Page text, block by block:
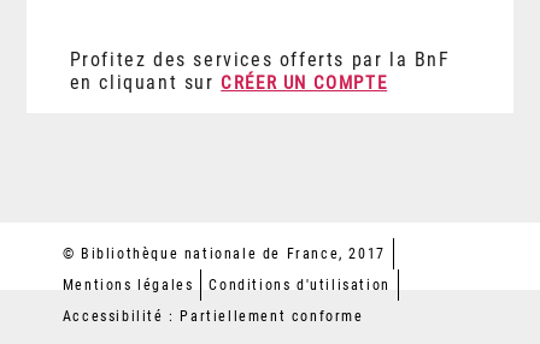
Profitez des services offerts par la BnF
en cliquant sur CRÉER UN COMPTE
© Bibliothèque nationale de France, 2017
Mentions légales
Conditions d'utilisation
Accessibilité : Partiellement conforme